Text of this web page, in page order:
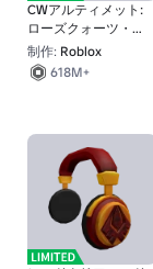
CWアルティメット:
ローズクォーツ・リ
ベリオン
制作: Roblox
618M+